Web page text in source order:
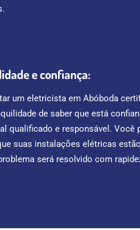
e confiança:
um eletricista em Abóboda
de saber que está
qualificado e responsável. Você
suas instalações elétricas
será resolvido com